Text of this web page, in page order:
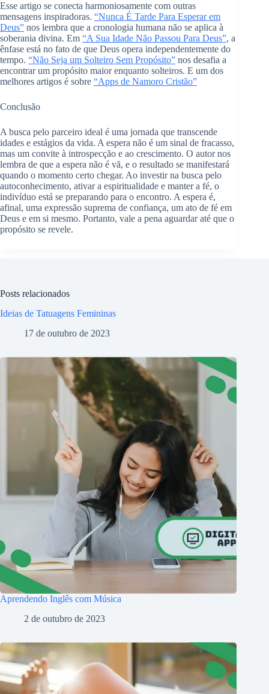
Esse artigo se conecta harmoniosamente com outras
mensagens inspiradoras. “Nunca É Tarde Para Esperar em
Deus” nos lembra que a cronologia humana não se aplica à
soberania divina. Em “A Sua Idade Não Passou Para Deus”, a
ênfase está no fato de que Deus opera independentemente do
tempo. “Não Seja um Solteiro Sem Propósito” nos desafia a
encontrar um propósito maior enquanto solteiros. E um dos
melhores artigos é sobre “Apps de Namoro Cristão”
Conclusão
A busca pelo parceiro ideal é uma jornada que transcende
idades e estágios da vida. A espera não é um sinal de fracasso,
mas um convite à introspecção e ao crescimento. O autor nos
lembra de que a espera não é vã, e o resultado se manifestará
quando o momento certo chegar. Ao investir na busca pelo
autoconhecimento, ativar a espiritualidade e manter a fé, o
indivíduo está se preparando para o encontro. A espera é,
afinal, uma expressão suprema de confiança, um ato de fé em
Deus e em si mesmo. Portanto, vale a pena aguardar até que o
propósito se revele.
Posts relacionados
Ideias de Tatuagens Femininas
17 de outubro de 2023
Aprendendo Inglês com Música
2 de outubro de 2023